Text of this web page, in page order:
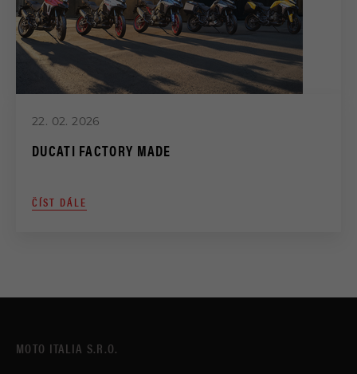
22. 02. 2026
DUCATI FACTORY MADE
ČÍST DÁLE
MOTO ITALIA S.R.O.